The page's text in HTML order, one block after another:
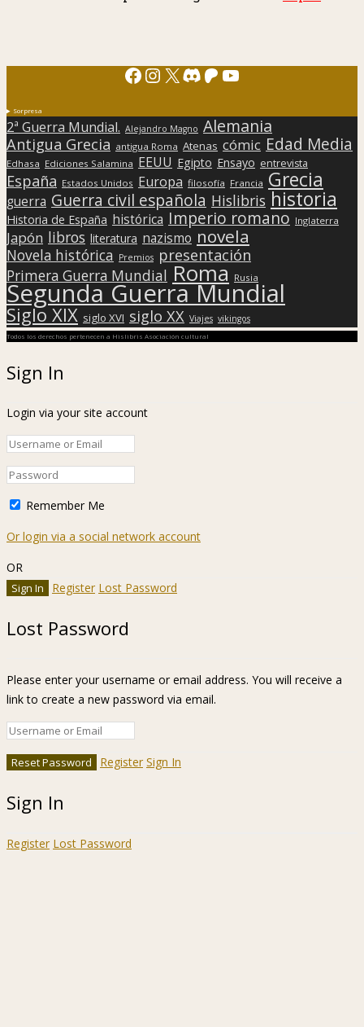
Facebook
Instagram
X Discord
Patreon
YouTube
Sorpresa
2ª Guerra Mundial. Alejandro Magno Alemania
Antigua Grecia antigua Roma Atenas cómic Edad Media
Edhasa Ediciones Salamina EEUU Egipto Ensayo entrevista
España Estados Unidos Europa filosofía Francia Grecia
guerra Guerra civil española Hislibris historia
Historia de España histórica Imperio romano Inglaterra
Japón libros literatura nazismo novela
Novela histórica Premios presentación
Primera Guerra Mundial Roma Rusia
Segunda Guerra Mundial
Siglo XIX siglo XVI siglo XX Viajes vikingos
Todos los derechos pertenecen a Hislibris Asociación cultural
Sign In
Login via your site account
Remember Me
Or login via a social network account
OR
Register Lost Password
Lost Password
Please enter your username or email address. You will receive a
link to create a new password via email.
Register Sign In
Sign In
Register Lost Password